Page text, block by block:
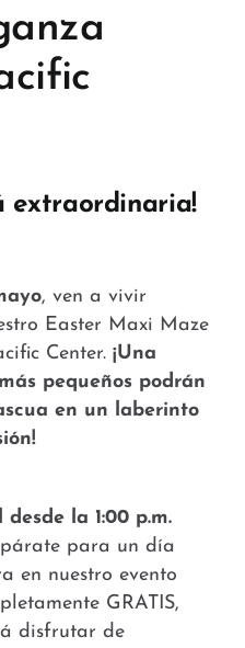
y Salud
extraordinaria!
, ven a vivir
Easter Maxi Maze
Center. ¡Una
pequeños podrán
en un laberinto
la 1:00 p.m.
para un día
en nuestro evento
GRATIS,
disfrutar de